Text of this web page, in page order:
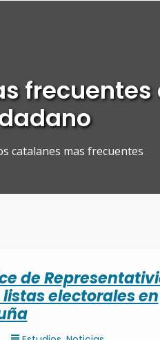
catalanes mas frecuentes
de
listas electorales en